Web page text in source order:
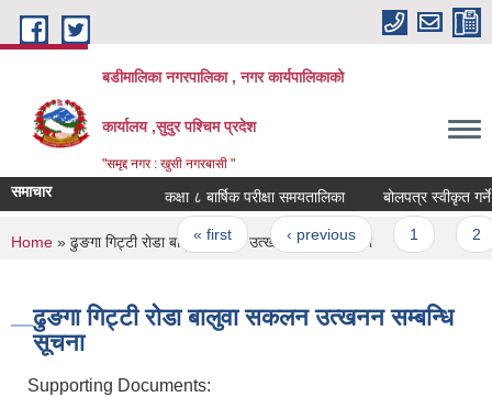
Skip to main content
बडीमालिका नगरपालिका , नगर कार्यपालिकाको
कार्यालय ,सुदुर पश्चिम प्रदेश
"समृद्द नगर : खुसी नगरबासी "
समाचार कक्षा ८ बार्षिक परीक्षा समयतालिका बोलपत्र स्वीकृत गर्ने
Pages
« first ‹ previous
You are here
Home » ढुङगा गिट्टी राेडा बालुवा स‌‌‍कलन उत्खनन सम्बन्धि सूचना
ढुङगा गिट्टी राेडा बालुवा स‌‌‍कलन उत्खनन सम्बन्धि
सूचना
Supporting Documents: